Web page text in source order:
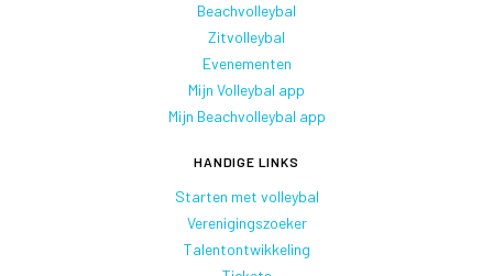
Beachvolleybal
Zitvolleybal
Evenementen
Mijn Volleybal app
Mijn Beachvolleybal app
HANDIGE LINKS
Starten met volleybal
Verenigingszoeker
Talentontwikkeling